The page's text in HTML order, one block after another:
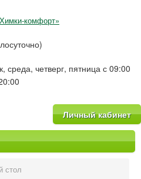
среда, четверг, пятница с 09:00
Личный кабинет
стол